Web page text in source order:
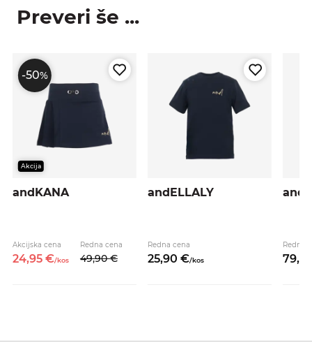
Preveri še ...
-50%
Akcija
andKANA
Akcijska cena
24,95 €/kos
Redna cena
49,90 €
andELLALY
Redna cena
25,90 €/kos
Redna
79,